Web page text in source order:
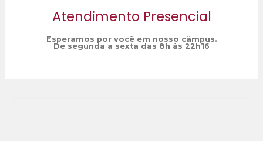
Atendimento Presencial
Esperamos por você em nosso câmpus.
De segunda a sexta das 8h às 22h16